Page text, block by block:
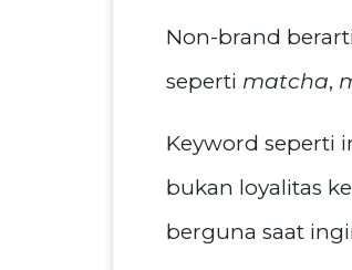
Non-brand
seperti matcha,
Keyword seperti
bukan loyalitas
berguna saat